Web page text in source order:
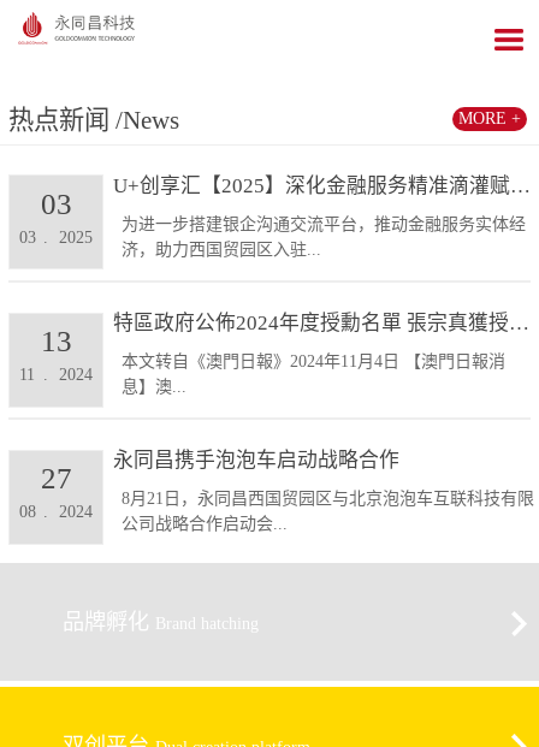
热点新闻 /News
U+创享汇【2025】深化金融服务精准滴灌赋能发展...
为进一步搭建银企沟通交流平台，推动金融服务实体经
济，助力西国贸园区入驻...
03 2025
03
特區政府公佈2024年度授勳名單 張宗真獲授予專業...
本文转自《澳門日報》2024年11月4日 【澳門日報消
息】澳...
11 2024
13
永同昌携手泡泡车启动战略合作
8月21日，永同昌西国贸园区与北京泡泡车互联科技有限
公司战略合作启动会...
08 . 2024
27
MORE +
品牌孵化 Brand hatching